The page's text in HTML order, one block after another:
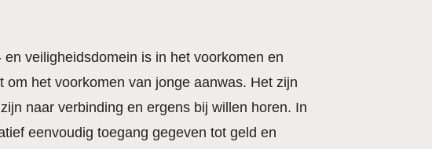
veiligheidsdomein is in het voorkomen en
het voorkomen van jonge aanwas. Het zijn
naar verbinding en ergens bij willen horen. In
eenvoudig toegang gegeven tot geld en